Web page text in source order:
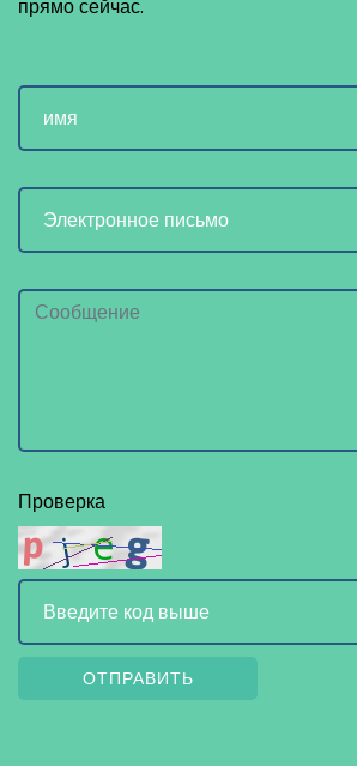
прямо сейчас.
Проверка
ОТПРАВИТЬ